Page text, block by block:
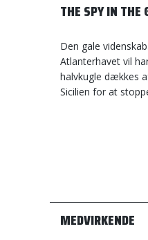
THE SPY IN THE
Den gale
Atlanterhavet vil
halvkugle dækkes
Sicilien for at
MEDVIRKENDE